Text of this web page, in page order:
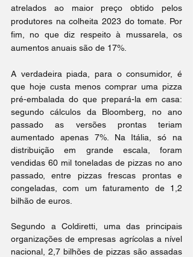
atrelados ao maior preço obtido pelos
produtores na colheita 2023 do tomate. Por
fim, no que diz respeito à mussarela, os
aumentos anuais são de 17%.
A verdadeira piada, para o consumidor, é
que hoje custa menos comprar uma pizza
pré-embalada do que prepará-la em casa:
segundo cálculos da Bloomberg, no ano
passado as versões prontas teriam
aumentado apenas 7%. Na Itália, só na
distribuição em grande escala, foram
vendidas 60 mil toneladas de pizzas no ano
passado, entre pizzas frescas prontas e
congeladas, com um faturamento de 1,2
bilhão de euros.
Segundo a Coldiretti, uma das principais
organizações de empresas agrícolas a nível
nacional, 2,7 bilhões de pizzas são assadas